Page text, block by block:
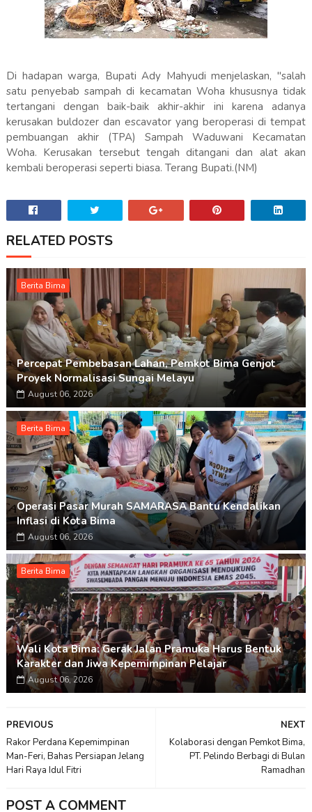
Di hadapan warga, Bupati Ady Mahyudi menjelaskan, "salah
satu penyebab sampah di kecamatan Woha khususnya tidak
tertangani dengan baik-baik akhir-akhir ini karena adanya
kerusakan buldozer dan escavator yang beroperasi di tempat
pembuangan akhir (TPA) Sampah Waduwani Kecamatan
Woha. Kerusakan tersebut tengah ditangani dan alat akan
kembali beroperasi seperti biasa. Terang Bupati.(NM)
RELATED POSTS
Berita Bima
Percepat Pembebasan Lahan, Pemkot Bima Genjot
Proyek Normalisasi Sungai Melayu
August 06, 2026
Berita Bima
Operasi Pasar Murah SAMARASA Bantu Kendalikan
Inflasi di Kota Bima
August 06, 2026
Berita Bima
Wali Kota Bima: Gerak Jalan Pramuka Harus Bentuk
Karakter dan Jiwa Kepemimpinan Pelajar
August 06, 2026
NEXT
Kolaborasi dengan Pemkot Bima,
PT. Pelindo Berbagi di Bulan
Ramadhan
PREVIOUS
Rakor Perdana Kepemimpinan
Man-Feri, Bahas Persiapan Jelang
Hari Raya Idul Fitri
POST A COMMENT